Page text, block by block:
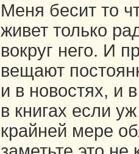
Меня бесит то
живет только
вокруг него. И
вещают
и в новостях, и
в книгах если
крайней мере